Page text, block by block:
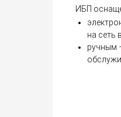
ИБП
на сеть
ручным